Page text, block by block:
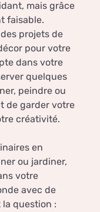
mais grâce
faisable.
projets de
pour votre
dans votre
quelques
peindre ou
de garder votre
créativité.
en
ou jardiner,
votre
avec de
question :